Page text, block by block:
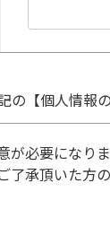
【個人情報
必要になりま
了承頂いた方